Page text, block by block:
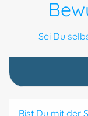
Sei Du
Bist Du mit der